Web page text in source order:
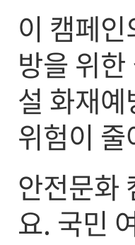
이 캠페
방을 위
설 화재
위험이
안전문화
요. 국민